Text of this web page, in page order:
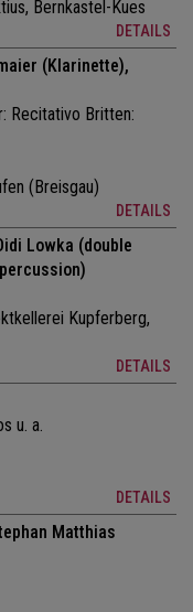
Bernkastel-Kues
DETAILS
(Klarinette),
Recitativo Britten:
(Breisgau)
DETAILS
Lowka (double
Kupferberg,
DETAILS
u. a.
DETAILS
Matthias